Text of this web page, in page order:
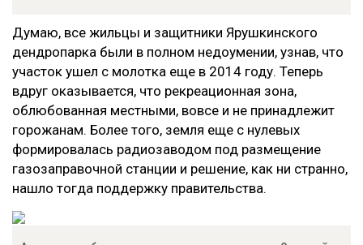
Думаю, все жильцы и защитники Ярушкинского
дендропарка были в полном недоумении, узнав, что
участок ушел с молотка еще в 2014 году. Теперь
вдруг оказывается, что рекреационная зона,
облюбованная местными, вовсе и не принадлежит
горожанам. Более того, земля еще с нулевых
формировалась радиозаводом под размещение
газозаправочной станции и решение, как ни странно,
нашло тогда поддержку правительства.